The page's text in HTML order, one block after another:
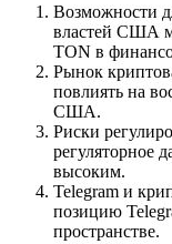
Возможности
властей США
TON в
Рынок
повлиять на
США.
Риски
регуляторное
высоким.
Telegram и
позицию
пространстве.